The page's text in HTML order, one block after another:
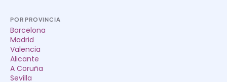
POR PROVINCIA
Barcelona
Madrid
Valencia
Alicante
A Coruña
Sevilla